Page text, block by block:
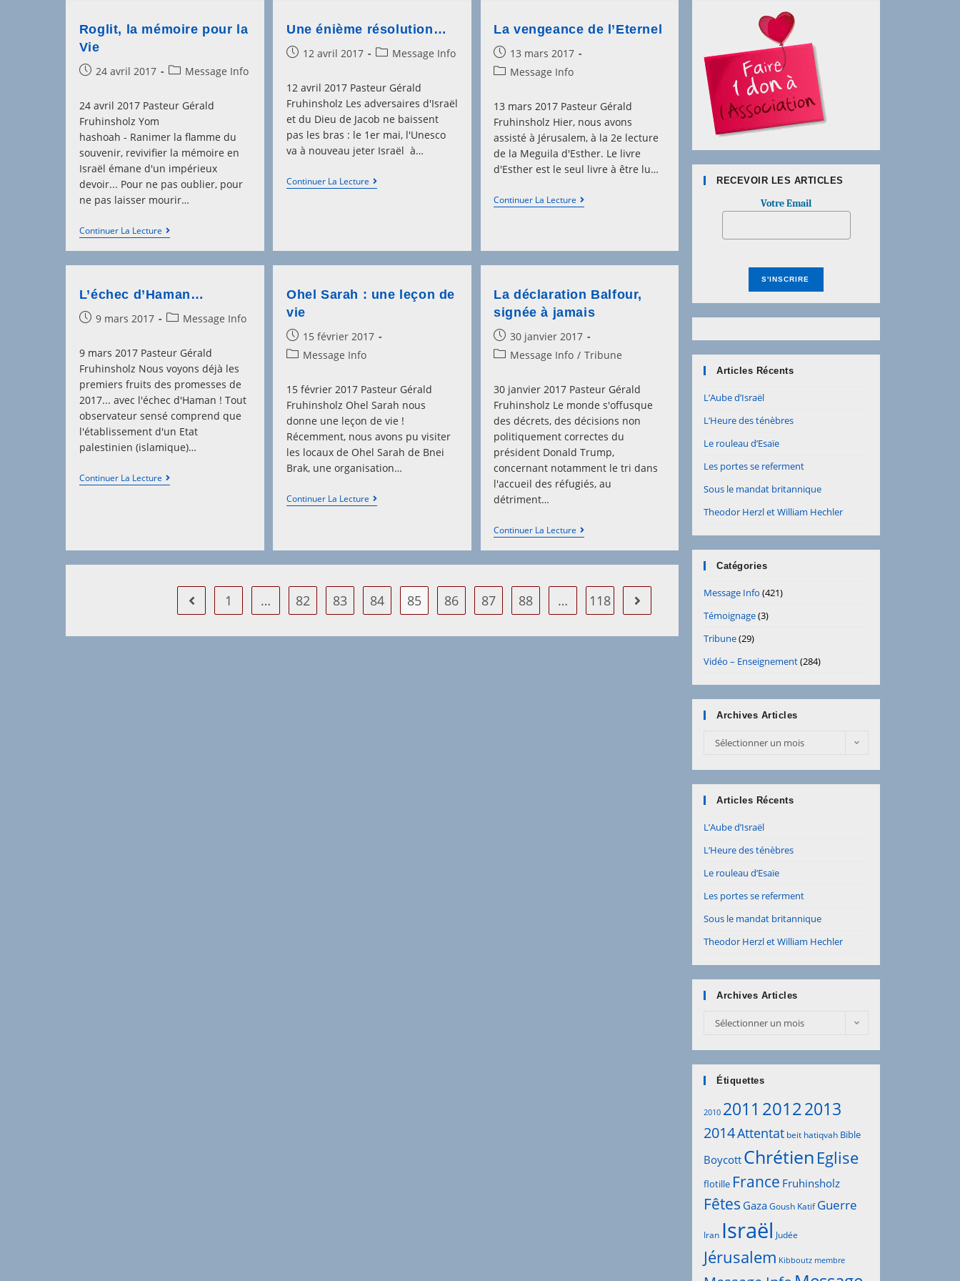
Roglit, la mémoire pour la
Vie
Post24 avril 2017
PostMessage Info
24 avril 2017 Pasteur Gérald
Fruhinsholz Yom
hashoah - Ranimer la flamme du
souvenir, revivifier la mémoire en
Israël émane d'un impérieux
devoir... Pour ne pas oublier, pour
ne pas laisser mourir…
Continuer La LectureRoglit,
La
Mémoire
Pour
Une énième résolution…
Post12 avril 2017
PostMessage Info
12 avril 2017 Pasteur Gérald
Fruhinsholz Les adversaires d'Israël
et du Dieu de Jacob ne baissent
pas les bras : le 1er mai, l'Unesco
va à nouveau jeter Israël à…
Continuer La Lecture Une
Énième
La vengeance de l’Eternel
Post
published:
13 mars 2017
PostMessage Info
13 mars 2017 Pasteur Gérald
Fruhinsholz Hier, nous avons
assisté à Jérusalem, à la 2e lecture
de la Meguila d'Esther. Le livre
d'Esther est le seul livre à être lu…
Continuer La Lecture La
Vengeance
L’échec d’Haman…
Post9 mars 2017
PostMessage Info
9 mars 2017 Pasteur Gérald
Fruhinsholz Nous voyons déjà les
premiers fruits des promesses de
2017... avec l'échec d'Haman ! Tout
observateur sensé comprend que
l'établissement d'un Etat
palestinien (islamique)…
Continuer La LectureL’échec
D’Haman…
Ohel Sarah : une leçon de
vie
Post
published:
15 février 2017
PostMessage Info
15 février 2017 Pasteur Gérald
Fruhinsholz Ohel Sarah nous
donne une leçon de vie !
Récemment, nous avons pu visiter
les locaux de Ohel Sarah de Bnei
Brak, une organisation…
Continuer La Lecture Ohel
Sarah
Vie
La déclaration Balfour,
signée à jamais
Post
published:
30 janvier 2017
PostMessage Info / Tribune
30 janvier 2017 Pasteur Gérald
Fruhinsholz Le monde s'offusque
des décrets, des décisions non
politiquement correctes du
président Donald Trump,
concernant notamment le tri dans
l'accueil des réfugiés, au
détriment…
Continuer La Lecture La
Déclaration
Balfour,
Signée
Jamais
Go to the previous page
1 … 82 83 84 85 86 87 88 … 118 Aller à la page suivante
RECEVOIR LES ARTICLES
Votre Email
Articles Récents
L’Aube d’Israël
L’Heure des ténèbres
Le rouleau d’Esaïe
Les portes se referment
Sous le mandat britannique
Theodor Herzl et William Hechler
Catégories
Message Info (421)
Témoignage(3)
Tribune(29)
Vidéo – Enseignement(284)
Archives Articles
Archives
Sélectionner un mois
Articles Récents
L’Aube d’Israël
L’Heure des ténèbres
Le rouleau d’Esaïe
Les portes se referment
Sous le mandat britannique
Theodor Herzl et William Hechler
Archives Articles
Archives
Sélectionner un mois
Étiquettes
2010 2011 20122013
2014Attentat beit hatiqvah Bible
Boycott Chrétien Eglise
flotille France Fruhinsholz
Fêtes GazaGoush Katif Guerre
Iran Israël Judée
Jérusalem Kibboutz membre